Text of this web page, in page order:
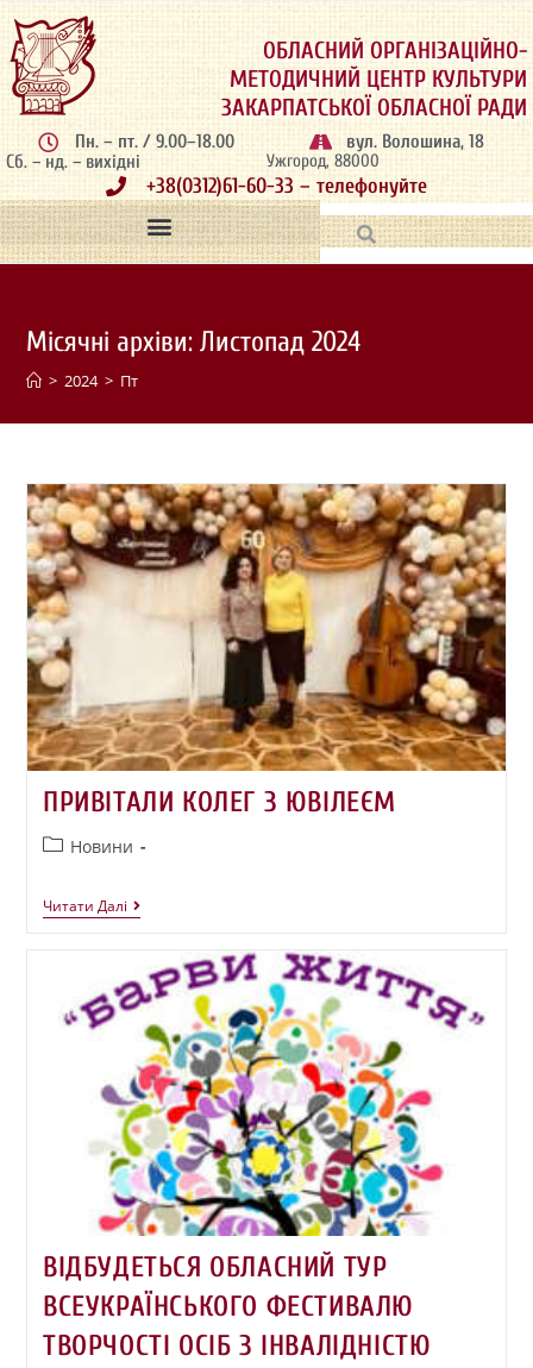
ОБЛАСНИЙ ОРГАНІЗАЦІЙНО-
МЕТОДИЧНИЙ ЦЕНТР КУЛЬТУРИ
ЗАКАРПАТСЬКОЇ ОБЛАСНОЇ РАДИ
Пн. – пт. / 9.00–18.00
Сб. – нд. – вихідні
вул. Волошина, 18
Ужгород, 88000
+38(0312)61-60-33 – телефонуйте
Місячні архіви: Листопад 2024
> 2024 > Пт
ПРИВІТАЛИ КОЛЕГ З ЮВІЛЕЄМ
Новини
Читати Далі
ВІДБУДЕТЬСЯ ОБЛАСНИЙ ТУР
ВСЕУКРАЇНСЬКОГО ФЕСТИВАЛЮ
ТВОРЧОСТІ ОСІБ З ІНВАЛІДНІСТЮ